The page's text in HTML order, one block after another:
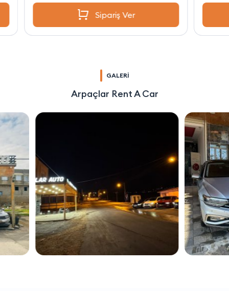
Sipariş Ver
GALERİ
Arpaçlar Rent A Car